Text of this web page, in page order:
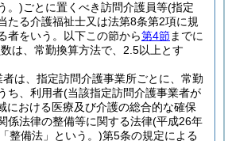
。)ごとに置くべき訪問介護員等(指定
たる介護福祉士又は法第8条第2項に規
者をいう。以下この節から第4節までに
は、常勤換算方法で、2.5以上とす
は、指定訪問介護事業所ごとに、常勤
ち、利用者(当該指定訪問介護事業者が
における医療及び介護の総合的な確保
係法律の整備等に関する法律(平成26年
整備法」という。)第5条の規定による